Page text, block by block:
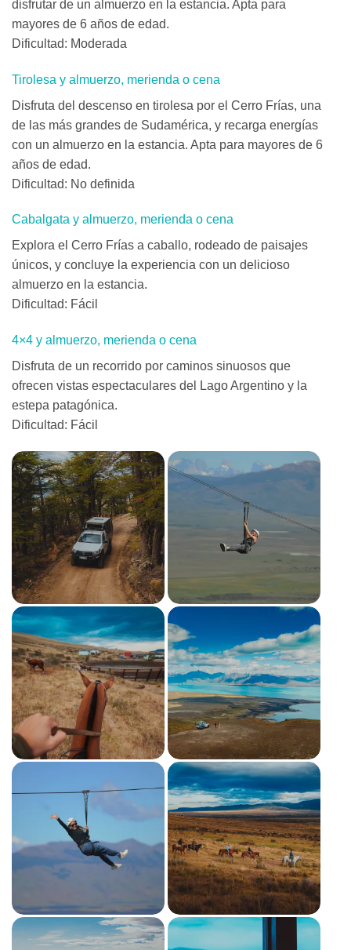
disfrutar de un almuerzo en la estancia. Apta para
mayores de 6 años de edad.
Dificultad: Moderada
Tirolesa y almuerzo, merienda o cena
Disfruta del descenso en tirolesa por el Cerro Frías, una
de las más grandes de Sudamérica, y recarga energías
con un almuerzo en la estancia. Apta para mayores de 6
años de edad.
Dificultad: No definida
Cabalgata y almuerzo, merienda o cena
Explora el Cerro Frías a caballo, rodeado de paisajes
únicos, y concluye la experiencia con un delicioso
almuerzo en la estancia.
Dificultad: Fácil
4×4 y almuerzo, merienda o cena
Disfruta de un recorrido por caminos sinuosos que
ofrecen vistas espectaculares del Lago Argentino y la
estepa patagónica.
Dificultad: Fácil